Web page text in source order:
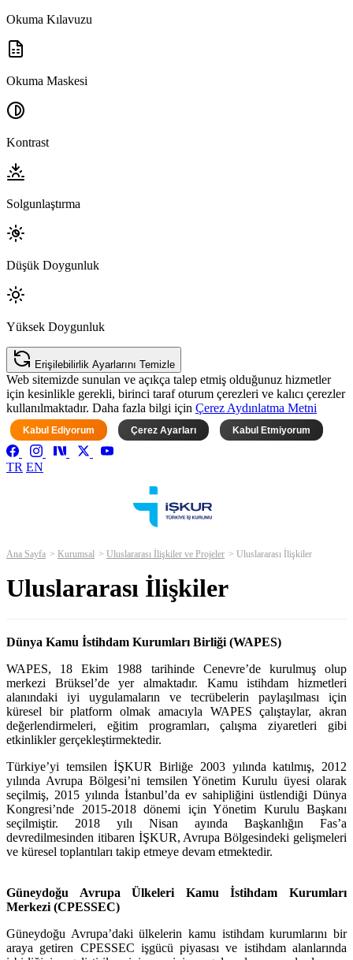
Okuma Kılavuzu
Okuma Maskesi
Kontrast
Solgunlaştırma
Düşük Doygunluk
Yüksek Doygunluk
Erişilebilirlik Ayarlarını Temizle
Web sitemizde sunulan ve açıkça talep etmiş olduğunuz hizmetler
için kesinlikle gerekli, birinci taraf oturum çerezleri ve kalıcı çerezler
kullanılmaktadır. Daha fazla bilgi için Çerez Aydınlatma Metni
Kabul Ediyorum Çerez Ayarları Kabul Etmiyorum
TR EN
Ana Sayfa Kurumsal Uluslararası İlişkiler ve Projeler Uluslararası İlişkiler
Uluslararası İlişkiler
Dünya Kamu İstihdam Kurumları Birliği (WAPES)
WAPES, 18 Ekim 1988 tarihinde Cenevre’de kurulmuş olup
merkezi Brüksel’de yer almaktadır. Kamu istihdam hizmetleri
alanındaki iyi uygulamaların ve tecrübelerin paylaşılması için
küresel bir platform olmak amacıyla WAPES çalıştaylar, akran
değerlendirmeleri, eğitim programları, çalışma ziyaretleri gibi
etkinlikler gerçekleştirmektedir.
Türkiye’yi temsilen İŞKUR Birliğe 2003 yılında katılmış, 2012
yılında Avrupa Bölgesi’ni temsilen Yönetim Kurulu üyesi olarak
seçilmiş, 2015 yılında İstanbul’da ev sahipliğini üstlendiği Dünya
Kongresi’nde 2015-2018 dönemi için Yönetim Kurulu Başkanı
seçilmiştir. 2018 yılı Nisan ayında Başkanlığın Fas’a
devredilmesinden itibaren İŞKUR, Avrupa Bölgesindeki gelişmeleri
ve küresel toplantıları takip etmeye devam etmektedir.
Güneydoğu Avrupa Ülkeleri Kamu İstihdam Kurumları
Merkezi (CPESSEC)
Güneydoğu Avrupa’daki ülkelerin kamu istihdam kurumlarını bir
araya getiren CPESSEC işgücü piyasası ve istihdam alanlarında